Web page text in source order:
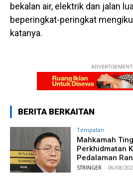
bekalan air, elektrik dan jalan
beperingkat-peringkat
katanya.
ADVERTISEMENT
BERITA BERKAITAN
Tempatan
Mahkamah
Perkhidmatan
Pedalaman
STRINGER - 06/08/